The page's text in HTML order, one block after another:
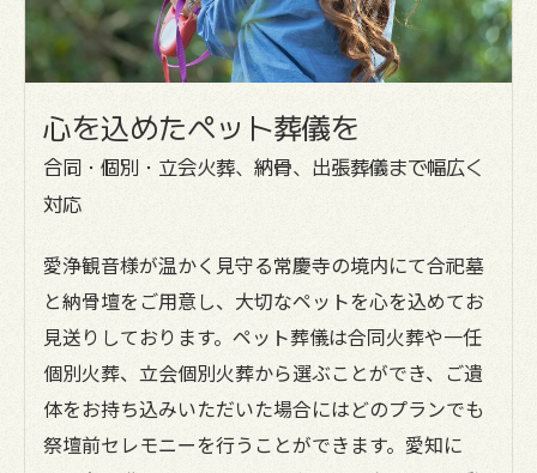
心を込めたペット葬儀を
合同・個別・立会火葬、納骨、出張葬儀まで幅広く
対応
愛浄観音様が温かく見守る常慶寺の境内にて合祀墓
と納骨壇をご用意し、大切なペットを心を込めてお
見送りしております。ペット葬儀は合同火葬や一任
個別火葬、立会個別火葬から選ぶことができ、ご遺
体をお持ち込みいただいた場合にはどのプランでも
祭壇前セレモニーを行うことができます。愛知に